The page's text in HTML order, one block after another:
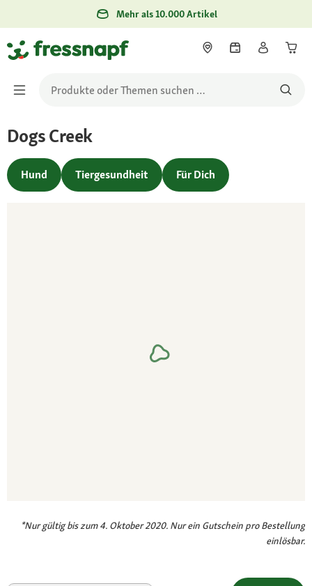
Mehr als 10.000 Artikel
Dogs Creek
Hund Tiergesundheit Für Dich
*Nur gültig bis zum 4. Oktober 2020. Nur ein Gutschein pro Bestellung
einlösbar.